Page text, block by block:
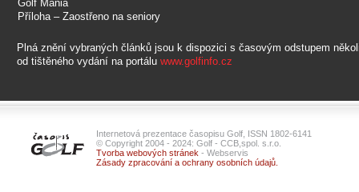
Golf Mania
Příloha – Zaostřeno na seniory
Plná znění vybraných článků jsou k dispozici s časovým odstupem
od tištěného vydání na portálu www.golfinfo.cz
Internetová prezentace časopisu Golf, ISSN 1802-6141
© Copyright 2004 - 2024: Golf - CCB,spol. s.r.o.
Tvorba webových stránek - Webservis
Zásady zpracování a ochrany osobních údajů.